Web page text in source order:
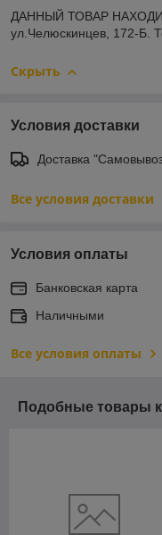
ДАННЫЙ ТОВАР
ул.Челюскинцев, 172-Б.
Скрыть
Условия доставки
Доставка
Все условия доставки
Условия оплаты
Банковская карта
Наличными
Все условия оплаты
Подобные товары